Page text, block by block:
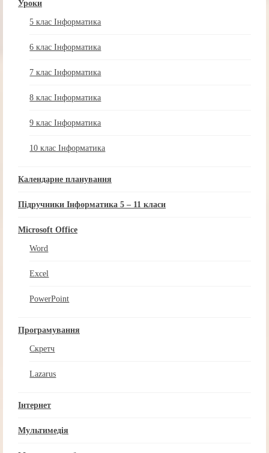
Уроки
5 клас Інформатика
6 клас Інформатика
7 клас Інформатика
8 клас Інформатика
9 клас Інформатика
10 клас Інформатика
Календарне планування
Підручники Інформатика 5 – 11 класи
Microsoft Office
Word
Excel
PowerPoint
Програмування
Скретч
Lazarus
Інтернет
Мультимедія